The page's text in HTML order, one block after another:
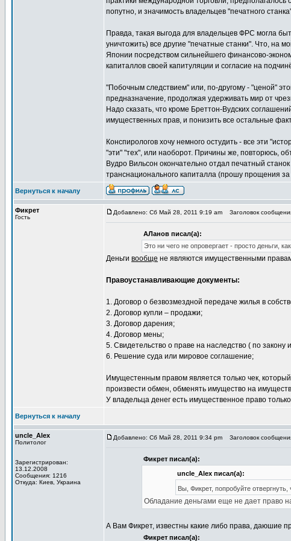
попутно, и значимость владельцев "печатного
Правда, такая выгода для владельцев ФРС могла
уничтожить) все другие "печатные станки". Что, на
Японии посредством сильнейшего финансово-
капиталлов своей капитуляции и согласие на
"Побочным следствием" или, по-другому - "ценой"
предназначение, продолжая удерживать мир от
Надо сказать, что кроме Бреттон-Вудских
имущественных прав, и понизить все остальные
Конспирологов хочу немного остудить - все эти
"эти" "тех", или наоборот. Причины же, повторюсь,
Вудро Вильсон окончательно отдал печатный
транснационального капиталла (прошу прощения
Вернуться к началу
Фикрет
Гость
Добавлено: Сб Май 28, 2011 9:19 am Заголовок
АЛанов писал(а):
Это ни чего не опровергает - просто деньги,
Деньги вообще не являются имущественными
Правоустанавливающие документы:
1. Договор о безвозмездной передаче жилья в
2. Договор купли – продажи;
3. Договор дарения;
4. Договор мены;
5. Свидетельство о праве на наследство ( по
6. Решение суда или мировое соглашение;
Имущестенным правом является только чек,
произвести обмен, обменять имущество на
У владельца денег есть имущественное право
Вернуться к началу
uncle_Alex
Политолог
Зарегистрирован:
13.12.2008
Сообщения: 1216
Откуда: Киев, Украина
Добавлено: Сб Май 28, 2011 9:34 pm Заголовок
Фикрет писал(а):
uncle_Alex писал(а):
Вы, Фикрет, попробуйте отвергнуть,
Обладание деньгами еще не дает право
А Вам Фикрет, известны какие либо права, даюшие
Фикрет писал(а):